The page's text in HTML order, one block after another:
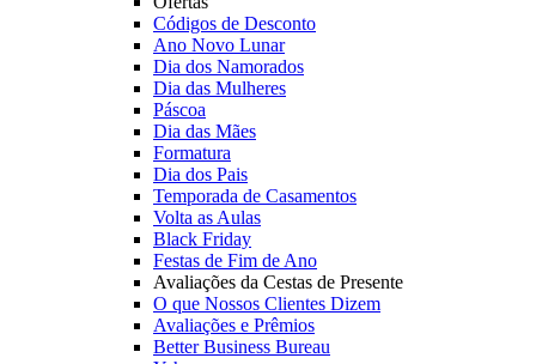
Códigos de Desconto
Ano Novo Lunar
Dia dos Namorados
Dia das Mulheres
Páscoa
Dia das Mães
Formatura
Dia dos Pais
Temporada de Casamentos
Volta as Aulas
Black Friday
Festas de Fim de Ano
Avaliações da Cestas de Presente
O que Nossos Clientes Dizem
Avaliações e Prêmios
Better Business Bureau